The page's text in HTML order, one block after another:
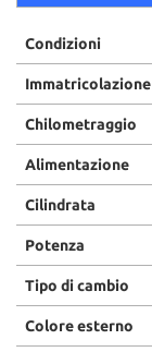
Condizioni
Immatricolazione
Chilometraggio
Alimentazione
Cilindrata
Potenza
Tipo di cambio
Colore esterno